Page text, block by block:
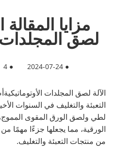
مزايا المقالة
لصق المجلدات
●
2024-07-24
●
4
الآلة لصق المجلدات الأوتوماتيكية
التعبئة والتغليف في السنوات
لطي ولصق الورق المقوى
الورقية، مما يجعلها جزءًا مهمًا من
من منتجات التعبئة والتغليف.